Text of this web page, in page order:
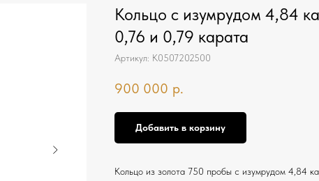
Кольцо с изумрудом 4,84
0,76 и 0,79 карата
Артикул: К0507202500
900 000 р.
Добавить в корзину
Кольцо из золота 750 пробы с изумрудом 4,84